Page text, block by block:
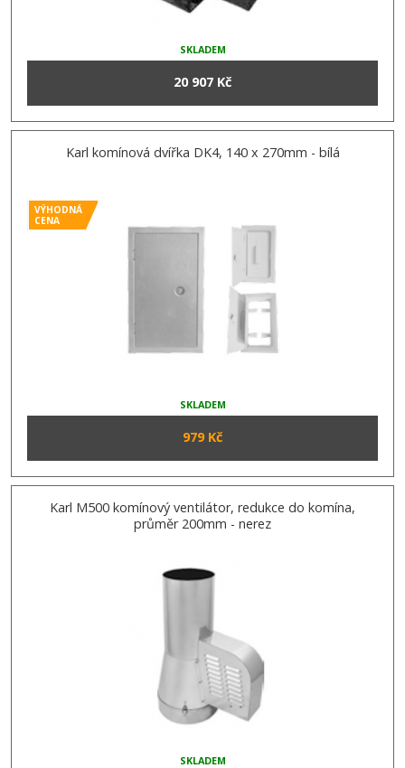
SKLADEM
20 907 Kč
Karl komínová dvířka DK4, 140 x 270mm - bílá
VÝHODNÁ
CENA
SKLADEM
979 Kč
Karl M500 komínový ventilátor, redukce do komína,
průměr 200mm - nerez
SKLADEM